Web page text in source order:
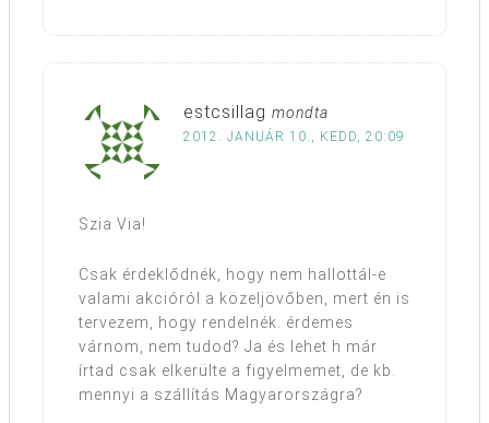
estcsillag mondta
2012. JANUÁR 10., KEDD, 20:09
Szia Via!
Csak érdeklődnék, hogy nem hallottál-e
valami akcióról a közeljövőben, mert én is
tervezem, hogy rendelnék. érdemes
várnom, nem tudod? Ja és lehet h már
írtad csak elkerülte a figyelmemet, de kb.
mennyi a szállítás Magyarországra?